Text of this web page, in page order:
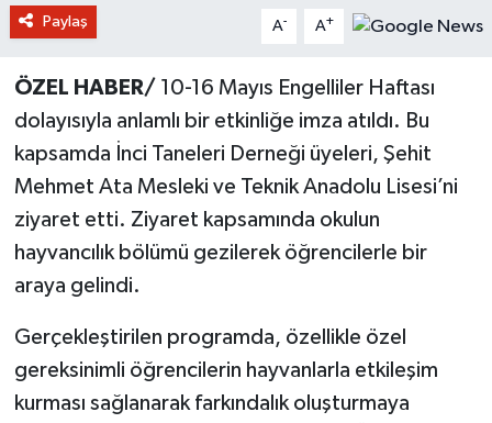
Paylaş A- A+
ÖZEL HABER/ 10-16 Mayıs Engelliler Haftası
dolayısıyla anlamlı bir etkinliğe imza atıldı. Bu
kapsamda İnci Taneleri Derneği üyeleri, Şehit
Mehmet Ata Mesleki ve Teknik Anadolu Lisesi’ni
ziyaret etti. Ziyaret kapsamında okulun
hayvancılık bölümü gezilerek öğrencilerle bir
araya gelindi.
Gerçekleştirilen programda, özellikle özel
gereksinimli öğrencilerin hayvanlarla etkileşim
kurması sağlanarak farkındalık oluşturmaya